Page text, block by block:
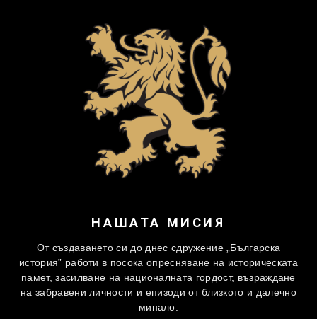
НАШАТА МИСИЯ
От създаването си до днес сдружение „Българска
история” работи в посока опресняване на историческата
памет, засилване на националната гордост, възраждане
на забравени личности и епизоди от близкото и далечно
минало.